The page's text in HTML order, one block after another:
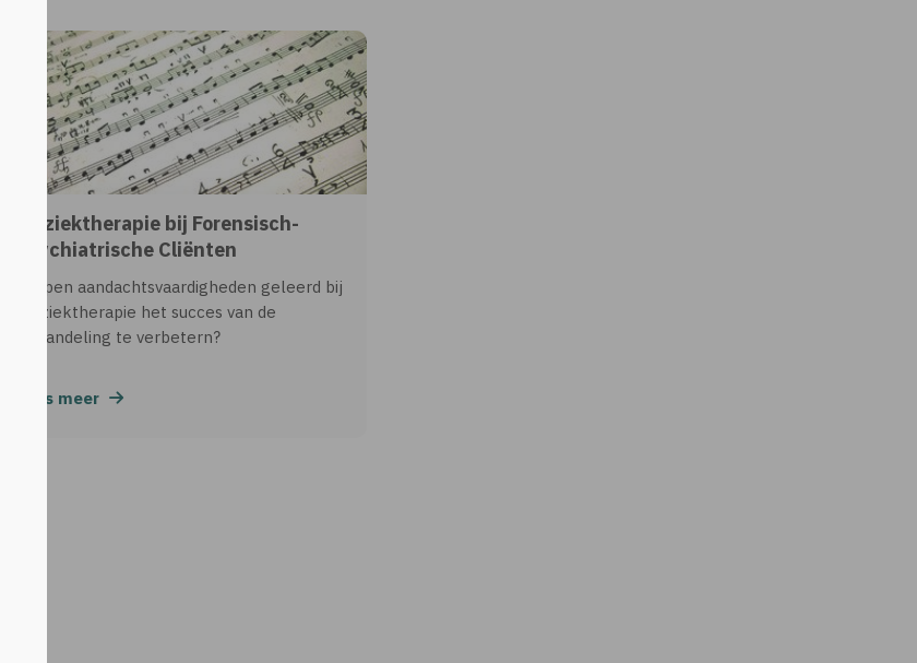
Muziektherapie bij Forensisch-
Psychiatrische Cliënten
Helpen aandachtsvaardigheden geleerd bij
muziektherapie het succes van de
behandeling te verbetern?
Lees meer